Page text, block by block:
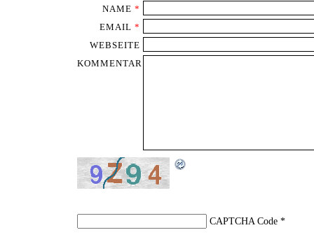
NAME *
EMAIL *
WEBSEITE
KOMMENTAR
CAPTCHA Code*